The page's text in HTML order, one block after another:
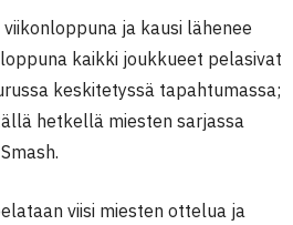
ja kausi lähenee
kaikki joukkueet pelasivat
keskitetyssä tapahtumassa;
hetkellä miesten sarjassa
viisi miesten ottelua ja